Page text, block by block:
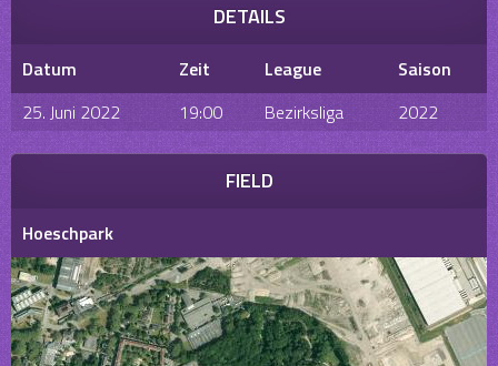
DETAILS
Datum Zeit League
Saison
25. Juni 2022
19:00 Bezirksliga 2022
FIELD
Hoeschpark